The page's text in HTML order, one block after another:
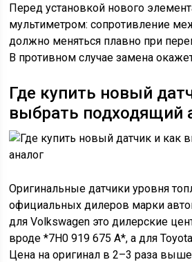
Перед установкой нового
мультиметром: сопротивление
должно меняться плавно при
В противном случае замена
Где купить новый
выбрать подходящий
Оригинальные датчики уровня
официальных дилеров марки
для Volkswagen это дилерские
вроде *7H0 919 675 A*, а для
Цена на оригинал в 2–3 раза